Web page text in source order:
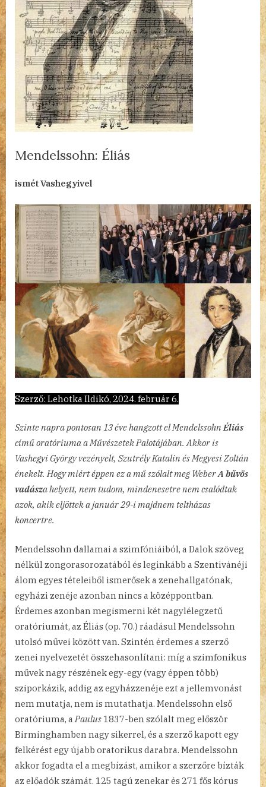
Mendelssohn: Éliás
on
Éliás
bejegyzéshez
ismét Vashegyivel
Szerző: Lehotka Ildikó, 2024. február 6.
Szinte napra pontosan 13 éve hangzott el MendelssohnÉliás
című oratóriuma a Művészetek Palotájában. Akkor is
Vashegyi György vezényelt, Szutrély Katalin és Megyesi Zoltán
énekelt. Hogy miért éppen ez a mű szólalt meg WeberA bűvös
vadásza helyett, nem tudom, mindenesetre nem csalódtak
azok, akik eljöttek a január 29-i majdnem teltházas
koncertre.
Mendelssohn dallamai a szimfóniáiból, a Dalok szöveg
nélkül zongorasorozatából és leginkább a Szentivánéji
álom egyes tételeiből ismerősek a zenehallgatónak,
egyházi zenéje azonban nincs a középpontban.
Érdemes azonban megismerni két nagylélegzetű
oratóriumát, az Éliás (op. 70.) ráadásul Mendelssohn
utolsó művei között van. Szintén érdemes a szerző
zenei nyelvezetét összehasonlítani: míg a szimfonikus
művek nagy részének egy-egy (vagy éppen több)
sziporkázik, addig az egyházzenéje ezt a jellemvonást
nem mutatja, nem is mutathatja. Mendelssohn első
oratóriuma, a Paulus 1837-ben szólalt meg először
Birminghamben nagy sikerrel, és a szerző kapott egy
felkérést egy újabb oratorikus darabra. Mendelssohn
akkor fogadta el a megbízást, amikor a szerzőre bízták
az előadók számát. 125 tagú zenekar és 271 fős kórus